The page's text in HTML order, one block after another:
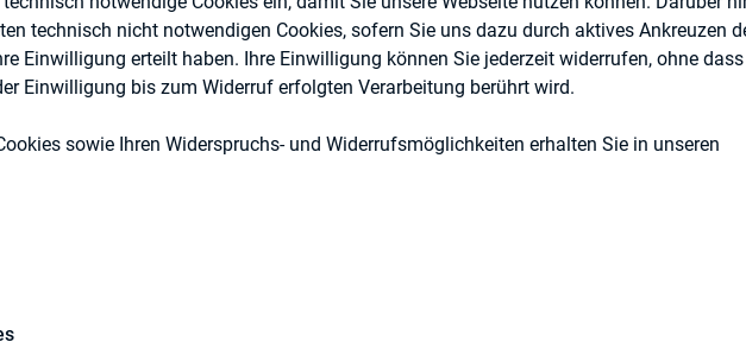
DIRK-Publikationen
technisch nicht notwendigen Cookies, sofern Sie uns dazu durch aktives Ankreuzen
Einwilligung erteilt haben. Ihre Einwilligung können Sie jederzeit widerrufen, ohne
Einwilligung bis zum Widerruf erfolgten Verarbeitung berührt wird.
sowie Ihren Widerspruchs- und Widerrufsmöglichkeiten erhalten Sie in unseren